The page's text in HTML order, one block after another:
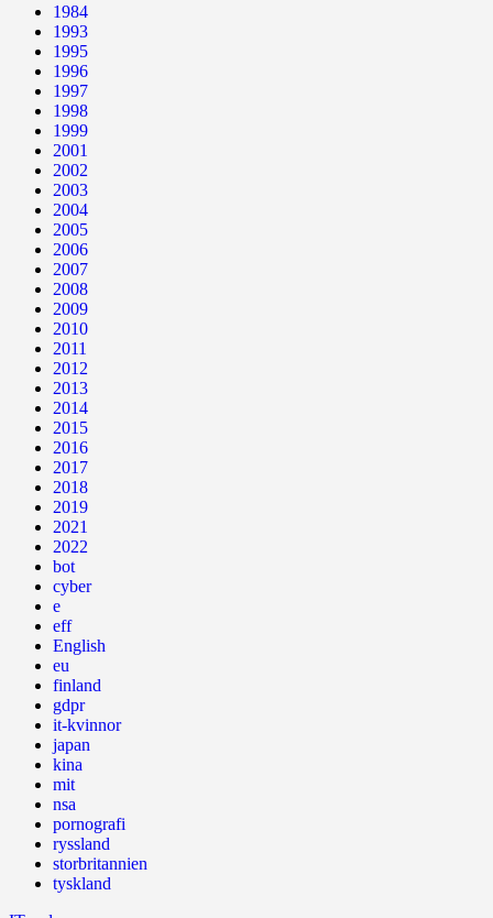
1984
1993
1995
1996
1997
1998
1999
2001
2002
2003
2004
2005
2006
2007
2008
2009
2010
2011
2012
2013
2014
2015
2016
2017
2018
2019
2021
2022
bot
cyber
e
eff
English
eu
finland
gdpr
it-kvinnor
japan
kina
mit
nsa
pornografi
ryssland
storbritannien
tyskland